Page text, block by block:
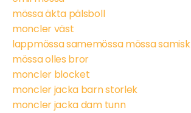
mössa äkta pälsboll
moncler väst
lappmössa samemössa mössa samisk
mössa olles bror
moncler blocket
moncler jacka barn storlek
moncler jacka dam tunn